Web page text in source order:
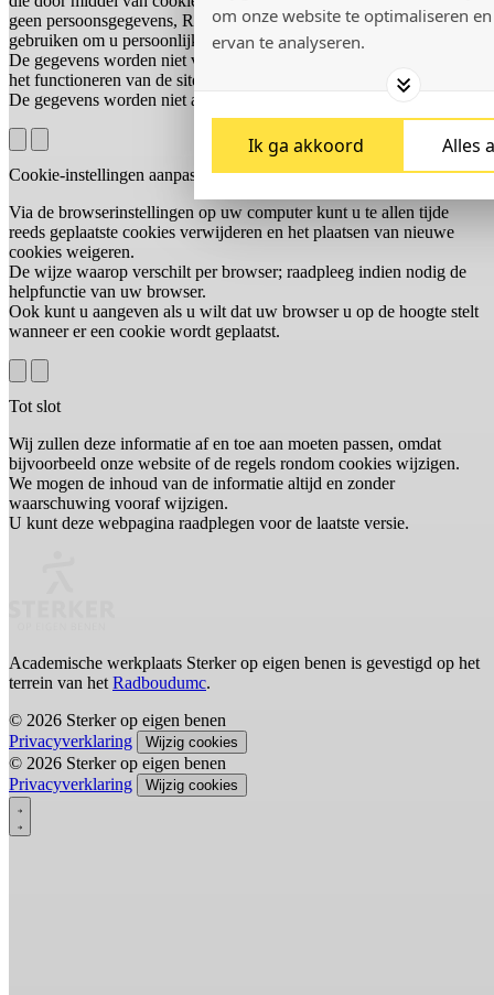
om onze website te optimaliseren
ervan te analyseren.
Ik ga akkoord Alles
geen persoonsgegevens, Radboudumc kan de cookies niet
gebruiken om u persoonlijk te identificeren.
De gegevens worden niet voor andere doeleinden gebruikt dan voor
het functioneren van de site.
De gegevens worden niet aan derden ter beschikking gesteld.
Cookie-instellingen aanpassen
Via de browserinstellingen op uw computer kunt u te allen tijde
reeds geplaatste cookies verwijderen en het plaatsen van nieuwe
cookies weigeren.
De wijze waarop verschilt per browser; raadpleeg indien nodig de
helpfunctie van uw browser.
Ook kunt u aangeven als u wilt dat uw browser u op de hoogte stelt
wanneer er een cookie wordt geplaatst.
Tot slot
Wij zullen deze informatie af en toe aan moeten passen, omdat
bijvoorbeeld onze website of de regels rondom cookies wijzigen.
We mogen de inhoud van de informatie altijd en zonder
waarschuwing vooraf wijzigen.
U kunt deze webpagina raadplegen voor de laatste versie.
Academische werkplaats Sterker op eigen benen is gevestigd op het
terrein van het Radboudumc.
© 2026 Sterker op eigen benen
Privacyverklaring
Wijzig cookies
© 2026 Sterker op eigen benen
Privacyverklaring
Wijzig cookies